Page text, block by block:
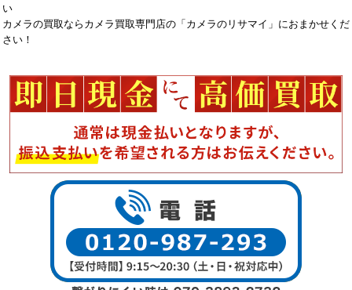
い
カメラの買取ならカメラ買取専門店の「カメラのリサマイ」におまかせくだ
さい！